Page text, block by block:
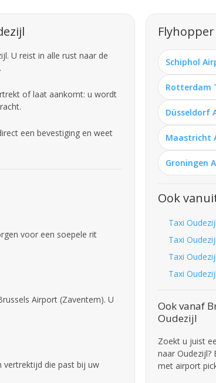
U reist in alle rust naar de
of laat aankomt: u wordt
een bevestiging en weet
voor een soepele rit
Airport (Zaventem). U
vertrektijd die past bij uw
Schiphol
Rotterdam
Düsseldorf
Maastricht
Groningen
Ook
Taxi
Taxi
Taxi
Taxi
Ook vanaf
Oudezijl
Zoekt u juist
naar Oudezijl?
met airport